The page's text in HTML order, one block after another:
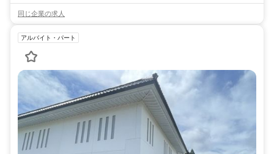
同じ企業の求人
アルバイト・パート